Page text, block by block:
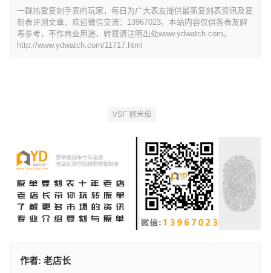
一群热爱复刻手表的玩家，每日为广大表友提供最新复刻表资讯及复
刻表评测文章，欢迎微信交流：13967023。本站内容仅供各表友解
毒参考，不作商业用途，转载请注明出处www.ydwatch.com。
http://www.ydwatch.com/11717.html
VS厂欧米茄
作者: 老店长